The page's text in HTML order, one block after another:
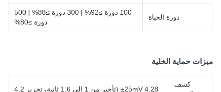
دورة الحياة
100 دورة ≥92% | 300 دورة ≥88% | 500
دورة ≥80%
ميزات حماية الخلية
كشف
4.28 ±25mV (تأخير من 1 إلى 1.6 ثانية، تحرير 4.2